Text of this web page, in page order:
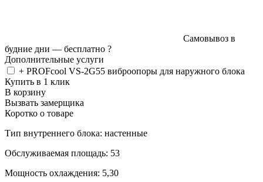
Самовывоз в
будние дни — бесплатно ?
Дополнительные услуги
+ PROFcool VS-2G55 виброопоры для наружного блока
Купить в 1 клик
В корзину
Вызвать замерщика
Коротко о товаре
Тип внутреннего блока: настенные
Обслуживаемая площадь: 53
Мощность охлаждения: 5,30